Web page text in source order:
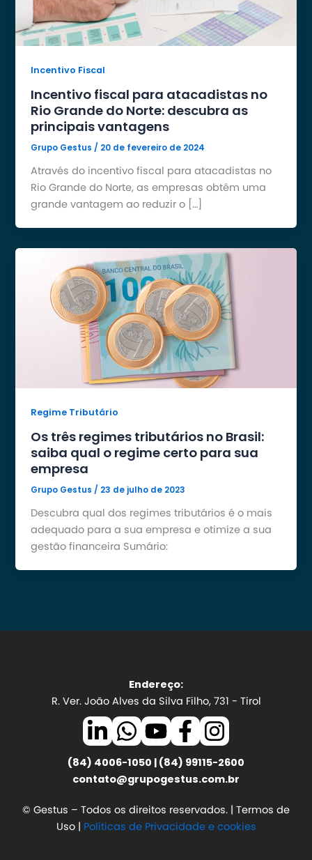
Incentivo Fiscal
Incentivo fiscal para atacadistas no
Rio Grande do Norte: descubra as
principais vantagens
Grupo Gestus / 20 de fevereiro de 2024
Através do incentivo fiscal para atacadistas no
Rio Grande do Norte, as empresas obtêm uma
grande vantagem ao reduzir o […]
Regime Tributário
Os três regimes tributários no Brasil:
saiba qual o regime certo para sua
empresa
Grupo Gestus / 23 de julho de 2023
Descubra qual dos regimes tributários é o mais
adequado para a sua empresa e otimize a sua
gestão financeira Sumário:
Endereço:
R. Ver. João Alves da Silva Filho, 731 - Tirol
(84) 4006-1050 | (84) 99115-2600
contato@grupogestus.com.br
© Gestus – Todos os direitos reservados. | Termos de
Uso | Políticas de Privacidade e cookies